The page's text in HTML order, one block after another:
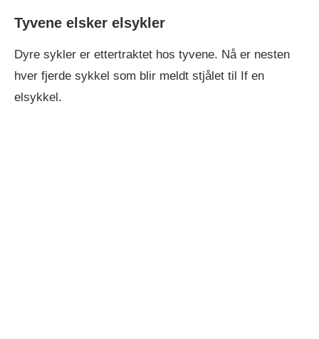
Tyvene elsker elsykler
Dyre sykler er ettertraktet hos tyvene. Nå er nesten
hver fjerde sykkel som blir meldt stjålet til If en
elsykkel.